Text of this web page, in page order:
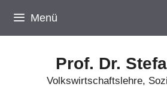
Inhalt
springen
Menü
Prof. Dr.
Volkswirtschaftslehre,